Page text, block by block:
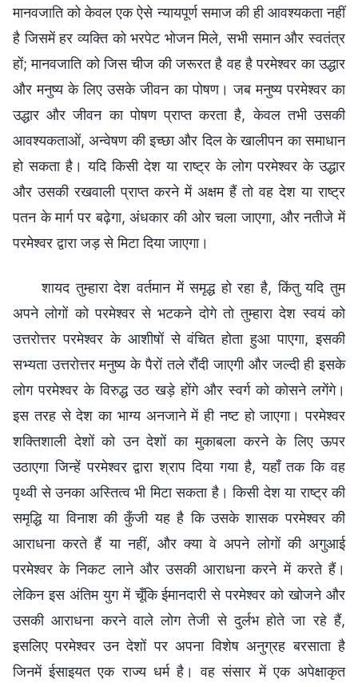
मानवजाति को केवल एक ऐसे न्यायपूर्ण समाज की ही आवश्यकता नहीं
है जिसमें हर व्यक्ति को भरपेट भोजन मिले, सभी समान और स्वतंत्र
हों; मानवजाति को जिस चीज की जरूरत है वह है परमेश्वर का उद्धार
और मनुष्य के लिए उसके जीवन का पोषण। जब मनुष्य परमेश्वर का
उद्धार और जीवन का पोषण प्राप्त करता है, केवल तभी उसकी
आवश्यकताओं, अन्वेषण की इच्छा और दिल के खालीपन का समाधान
हो सकता है। यदि किसी देश या राष्ट्र के लोग परमेश्वर के उद्धार
और उसकी रखवाली प्राप्त करने में अक्षम हैं तो वह देश या राष्ट्र
पतन के मार्ग पर बढ़ेगा, अंधकार की ओर चला जाएगा, और नतीजे में
परमेश्वर द्वारा जड़ से मिटा दिया जाएगा।
शायद तुम्हारा देश वर्तमान में समृद्ध हो रहा है, किंतु यदि तुम
अपने लोगों को परमेश्वर से भटकने दोगे तो तुम्हारा देश स्वयं को
उत्तरोत्तर परमेश्वर के आशीषों से वंचित होता हुआ पाएगा, इसकी
सभ्यता उत्तरोत्तर मनुष्य के पैरों तले रौंदी जाएगी और जल्दी ही इसके
लोग परमेश्वर के विरुद्ध उठ खड़े होंगे और स्वर्ग को कोसने लगेंगे।
इस तरह से देश का भाग्य अनजाने में ही नष्ट हो जाएगा। परमेश्वर
शक्तिशाली देशों को उन देशों का मुकाबला करने के लिए ऊपर
उठाएगा जिन्हें परमेश्वर द्वारा श्राप दिया गया है, यहाँ तक कि वह
पृथ्वी से उनका अस्तित्व भी मिटा सकता है। किसी देश या राष्ट्र की
समृद्धि या विनाश की कुँजी यह है कि उसके शासक परमेश्वर की
आराधना करते हैं या नहीं, और क्या वे अपने लोगों की अगुआई
परमेश्वर के निकट लाने और उसकी आराधना करने में करते हैं।
लेकिन इस अंतिम युग में चूँकि ईमानदारी से परमेश्वर को खोजने और
उसकी आराधना करने वाले लोग तेजी से दुर्लभ होते जा रहे हैं,
इसलिए परमेश्वर उन देशों पर अपना विशेष अनुग्रह बरसाता है
जिनमें ईसाइयत एक राज्य धर्म है। वह संसार में एक अपेक्षाकृत